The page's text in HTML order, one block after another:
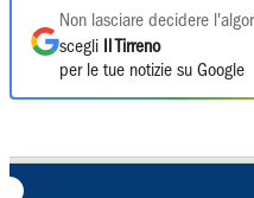
Non lasciare decidere
scegli
Il Tirreno
per le tue notizie su Google